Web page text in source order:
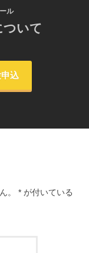
ル
ついて
込
。 * が付いている